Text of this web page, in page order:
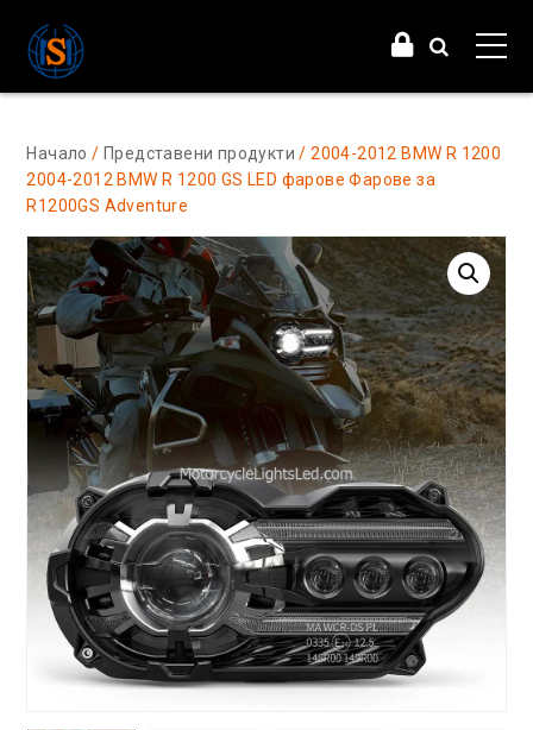
Начало / Представени продукти / 2004-2012 BMW R 1200
2004-2012 BMW R 1200 GS LED фарове Фарове за
R1200GS Adventure